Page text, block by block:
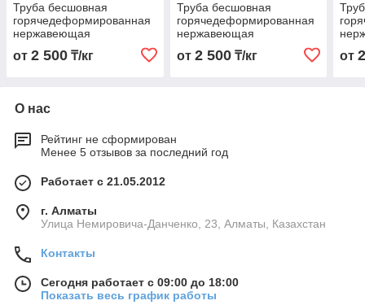
Труба бесшовная
горячедеформированная
нержавеющая
14х2,0х6000 Марка
08Х17Н13М2
от 2 500 ₸/кг
Труба бесшовная
горячедеформированная
нержавеющая
108х4,5х6000 Марка
10Х17Н13М2Т
от 2 500₸/кг от
О нас
Рейтинг не сформирован
Менее 5 отзывов за последний год
Работает с 21.05.2012
г. Алматы
Улица Немировича-Данченко, 23, Алматы, Казахстан
Контакты
Сегодня работает с 09:00 до 18:00
Показать весь график работы